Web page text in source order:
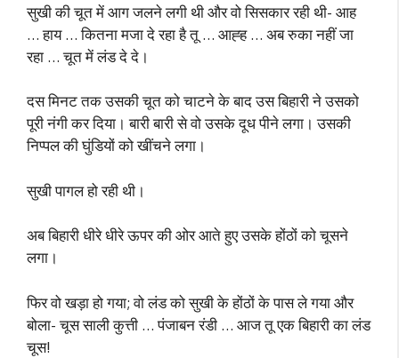
सुखी की चूत में आग जलने लगी थी और वो सिसकार रही थी- आह
… हाय … कितना मजा दे रहा है तू … आह्ह … अब रुका नहीं जा
रहा … चूत में लंड दे दे।
दस मिनट तक उसकी चूत को चाटने के बाद उस बिहारी ने उसको
पूरी नंगी कर दिया। बारी बारी से वो उसके दूध पीने लगा। उसकी
निप्पल की घुंडियों को खींचने लगा।
सुखी पागल हो रही थी।
अब बिहारी धीरे धीरे ऊपर की ओर आते हुए उसके होंठों को चूसने
लगा।
फिर वो खड़ा हो गया; वो लंड को सुखी के होंठों के पास ले गया और
बोला- चूस साली कुत्ती … पंजाबन रंडी … आज तू एक बिहारी का लंड
चूस!